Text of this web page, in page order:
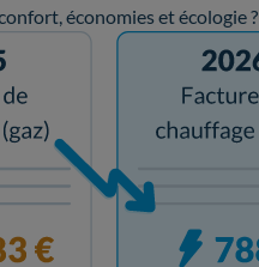
économies et écologie ?